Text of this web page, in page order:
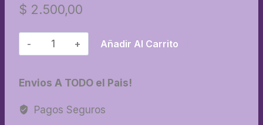
$ 2.500,00
77-
Porta
ceramica
importado
Añadir Al Carrito
Envios A TODO el Pais!
Pagos Seguros